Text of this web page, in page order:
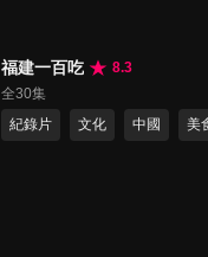
福建一百吃
8.3
全30集
紀錄片
文化 中國 美